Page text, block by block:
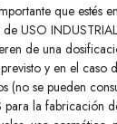
que estés
USO
de una
y en el caso
(no se pueden
para la fabricación